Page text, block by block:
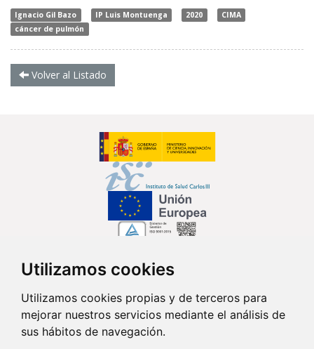
Utilizamos cookies
Utilizamos cookies propias y de terceros para
mejorar nuestros servicios mediante el análisis de
sus hábitos de navegación.
Ignacio Gil Bazo IP Luis Montuenga 2020
CIMA
cáncer de pulmón
Volver al Listado
Síguenos en...
Contacto